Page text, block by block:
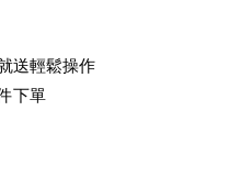
送輕鬆操作
下單